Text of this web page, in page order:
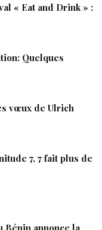
« Eat and Drink » :
Quelques
vœux de Ulrich
7, 7 fait plus de
Bénin annonce la